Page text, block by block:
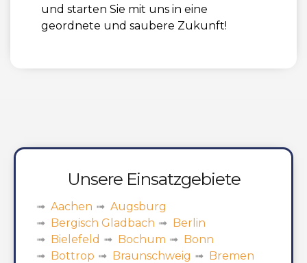
und starten Sie mit uns in eine
geordnete und saubere Zukunft!
Unsere Einsatzgebiete
Aachen
Augsburg
Bergisch Gladbach
Berlin
Bielefeld
Bochum
Bonn
Bottrop
Braunschweig
Bremen